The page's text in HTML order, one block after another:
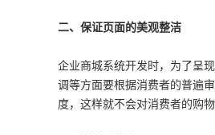
二、保证页面的美观整洁
企业商城系统开发时，为了呈
调等方面要根据消费者的普遍
度，这样就不会对消费者的购